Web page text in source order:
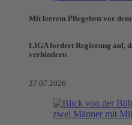
Mit leerem Pflegebett vor
LIGA fordert Regierung auf,
verhindern
27.07.2026